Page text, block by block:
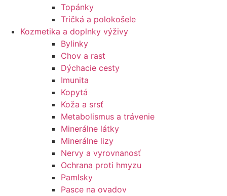
Topánky
Tričká a polokošele
Kozmetika a doplnky výživy
Bylinky
Chov a rast
Dýchacie cesty
Imunita
Kopytá
Koža a srsť
Metabolismus a trávenie
Minerálne látky
Minerálne lizy
Nervy a vyrovnanosť
Ochrana proti hmyzu
Pamlsky
Pasce na ovadov